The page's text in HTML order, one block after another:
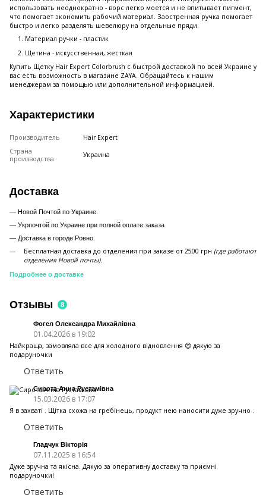
использовать неоднократно - ворс легко моется и не впитывает пигмент,
что помогает экономить рабочий материал. Заостренная ручка помогает
быстро и легко разделять шевелюру на отдельные пряди.
Материал ручки - пластик
Щетина - искусственная, жесткая
Купить Щетку Hair Expert Colorbrush с быстрой доставкой по всей Украине у
вас есть возможность в магазине ZAYA. Обращайтесь к нашим
менеджерам за помощью или дополнительной информацией.
Характеристики
Производитель
Hair Expert
Страна
производства
Украина
Доставка
— Новой Почтой по Украине.
— Укрпочтой по Украине при полной оплате заказа
— Доставка в городе Ровно.
Бесплатная доставка до отделения при заказе от 2500 грн (где работают
отделения Новой почты).
Подробнее о доставке
Отзывы 8
Фогел Олександра Михайлівна
01.04.2026 в 19:02
Найкраща, замовляла все для холодного відновлення 😍 дякую за
подаруночки
Ответить
Сирота Анна Рустамівна
15.03.2026 в 17:07
Я в захваті . Щітка схожа на гребінець, продукт нею наносити дуже зручно .
Ответить
Гладчук Вікторія
07.11.2025 в 16:54
Дуже зручна та якісна. Дякую за оперативну доставку та приємні
подаруночки!
Ответить